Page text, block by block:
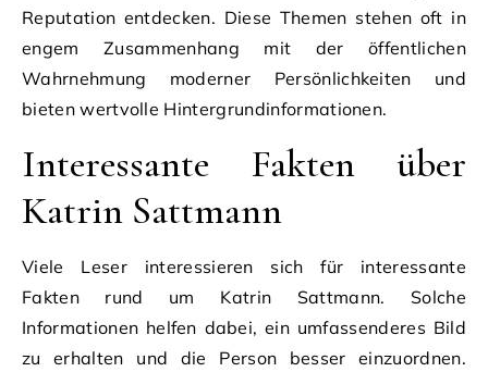
Reputation entdecken. Diese Themen stehen oft in
engem Zusammenhang mit der öffentlichen
Wahrnehmung moderner Persönlichkeiten und
bieten wertvolle Hintergrundinformationen.
Interessante Fakten über
Katrin Sattmann
Viele Leser interessieren sich für interessante
Fakten rund um Katrin Sattmann. Solche
Informationen helfen dabei, ein umfassenderes Bild
zu erhalten und die Person besser einzuordnen.